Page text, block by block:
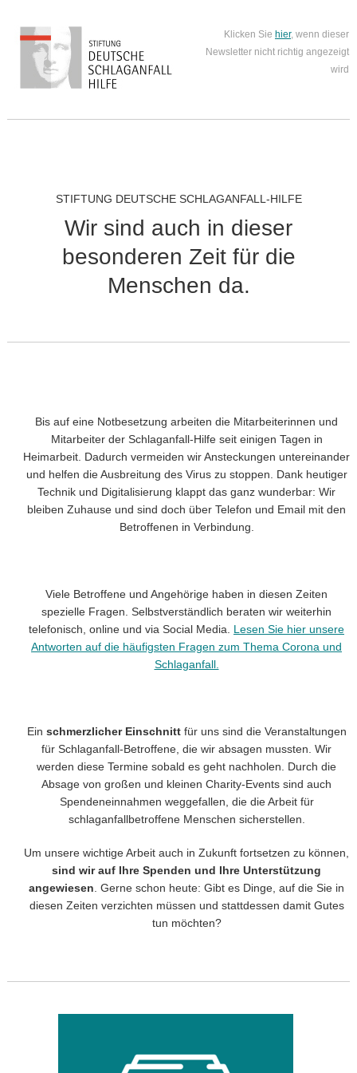
Klicken Sie hier, wenn dieser
Newsletter nicht richtig angezeigt
wird
STIFTUNG DEUTSCHE SCHLAGANFALL-HILFE
Wir sind auch in dieser
besonderen Zeit für die
Menschen da.
Bis auf eine Notbesetzung arbeiten die Mitarbeiterinnen und
Mitarbeiter der Schlaganfall-Hilfe seit einigen Tagen in
Heimarbeit. Dadurch vermeiden wir Ansteckungen untereinander
und helfen die Ausbreitung des Virus zu stoppen. Dank heutiger
Technik und Digitalisierung klappt das ganz wunderbar: Wir
bleiben Zuhause und sind doch über Telefon und Email mit den
Betroffenen in Verbindung.
Viele Betroffene und Angehörige haben in diesen Zeiten
spezielle Fragen. Selbstverständlich beraten wir weiterhin
telefonisch, online und via Social Media. Lesen Sie hier unsere
Antworten auf die häufigsten Fragen zum Thema Corona und
Schlaganfall.
Ein schmerzlicher Einschnittfür uns sind die Veranstaltungen
für Schlaganfall-Betroffene, die wir absagen mussten. Wir
werden diese Termine sobald es geht nachholen. Durch die
Absage von großen und kleinen Charity-Events sind auch
Spendeneinnahmen weggefallen, die die Arbeit für
schlaganfallbetroffene Menschen sicherstellen.
Um unsere wichtige Arbeit auch in Zukunft fortsetzen zu können,
sind wir auf Ihre Spenden und Ihre Unterstützung
angewiesen . Gerne schon heute: Gibt es Dinge, auf die Sie in
diesen Zeiten verzichten müssen und stattdessen damit Gutes
tun möchten?